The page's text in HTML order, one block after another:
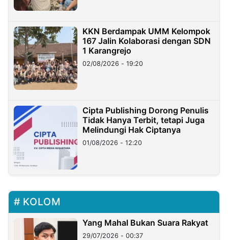
KKN Berdampak UMM Kelompok
167 Jalin Kolaborasi dengan SDN
1 Karangrejo
02/08/2026 - 19:20
Cipta Publishing Dorong Penulis
Tidak Hanya Terbit, tetapi Juga
Melindungi Hak Ciptanya
01/08/2026 - 12:20
KOLOM
Yang Mahal Bukan Suara Rakyat
29/07/2026 - 00:37